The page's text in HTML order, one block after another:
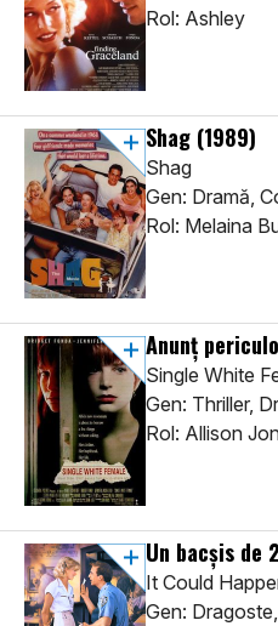
Rol: Ashley
Shag (1989)
Shag
Gen: Dramă,
Rol: Melaina
Anunț
Single White
Gen: Thriller,
Rol: Allison
Un bacșis de
It Could
Gen: